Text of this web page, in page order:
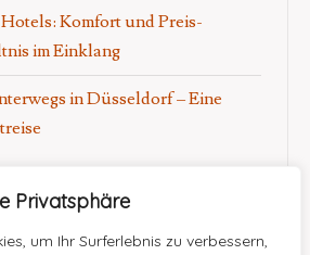
Privatsphäre
um Ihr Surferlebnis zu verbessern,
Komfort und Preis-
im Einklang
in Düsseldorf – Eine